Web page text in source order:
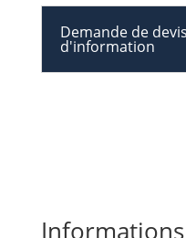
Demande de
d'information
Informations